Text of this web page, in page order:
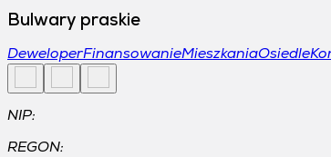
Bulwary praskie
DeweloperFinansowanieMieszkaniaOsiedle
NIP:
REGON: